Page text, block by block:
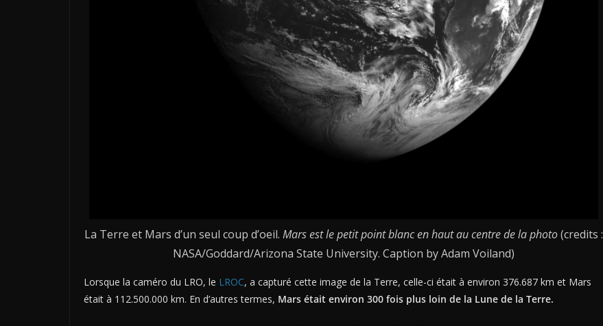
La Terre et Mars d’un seul coup d’oeil. Mars est le petit point blanc en haut au centre de la photo(credits :
NASA/Goddard/Arizona State University. Caption by Adam Voiland)
Lorsque la caméro du LRO, le LROC, a capturé cette image de la Terre, celle-ci était à environ 376.687 km et Mars
était à 112.500.000 km. En d’autres termes, Mars était environ 300 fois plus loin de la Lune de la Terre.